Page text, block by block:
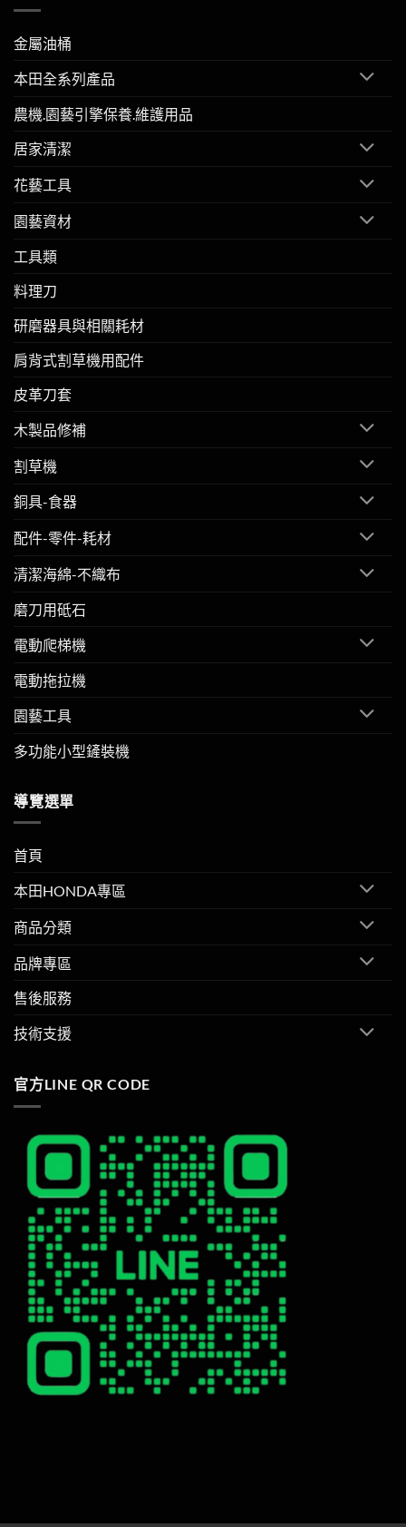
金屬油桶
本田全系列產品
農機.園藝引擎保養.維護用品
居家清潔
花藝工具
園藝資材
工具類
料理刀
研磨器具與相關耗材
肩背式割草機用配件
皮革刀套
木製品修補
割草機
銅具-食器
配件-零件-耗材
清潔海綿-不織布
磨刀用砥石
電動爬梯機
電動拖拉機
園藝工具
多功能小型鏟裝機
導覽選單
首頁
本田HONDA專區
商品分類
品牌專區
售後服務
技術支援
官方LINE QR CODE